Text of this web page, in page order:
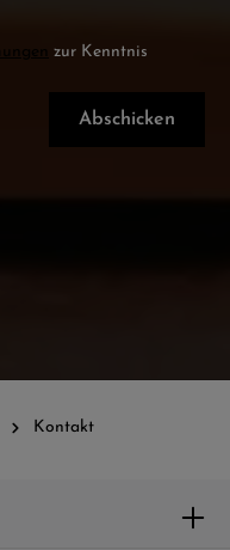
zur Kenntnis
Abschicken
Kontakt